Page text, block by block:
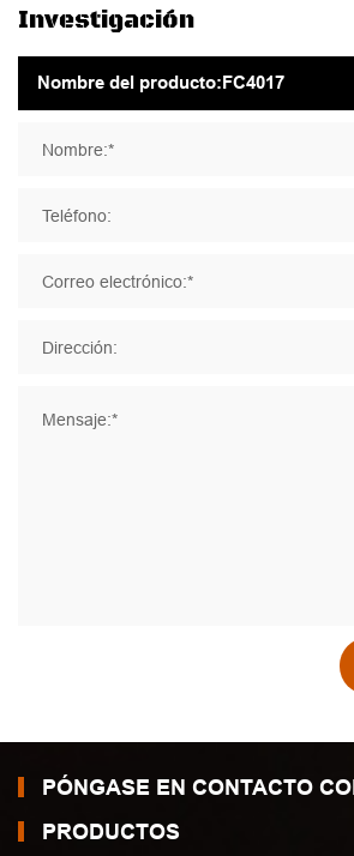
Investigación
Nombre:*
Teléfono:
Correo electrónico:*
Dirección:
Mensaje:*
PÓNGASE EN CONTACTO
PRODUCTOS